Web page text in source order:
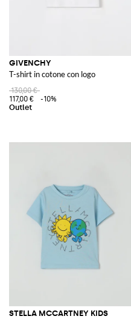
GIVENCHY
T-shirt in cotone con logo
130,00 €
117,00 €
-10%
STELLA MCCARTNEY KIDS